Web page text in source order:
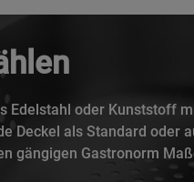
Edelstahl oder Kunststoff
Deckel als Standard oder
gängigen Gastronorm